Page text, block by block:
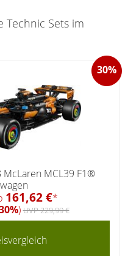
Technic Sets im
30%
McLaren MCL39 F1®
161,62 €*
)UVP 229,99 €